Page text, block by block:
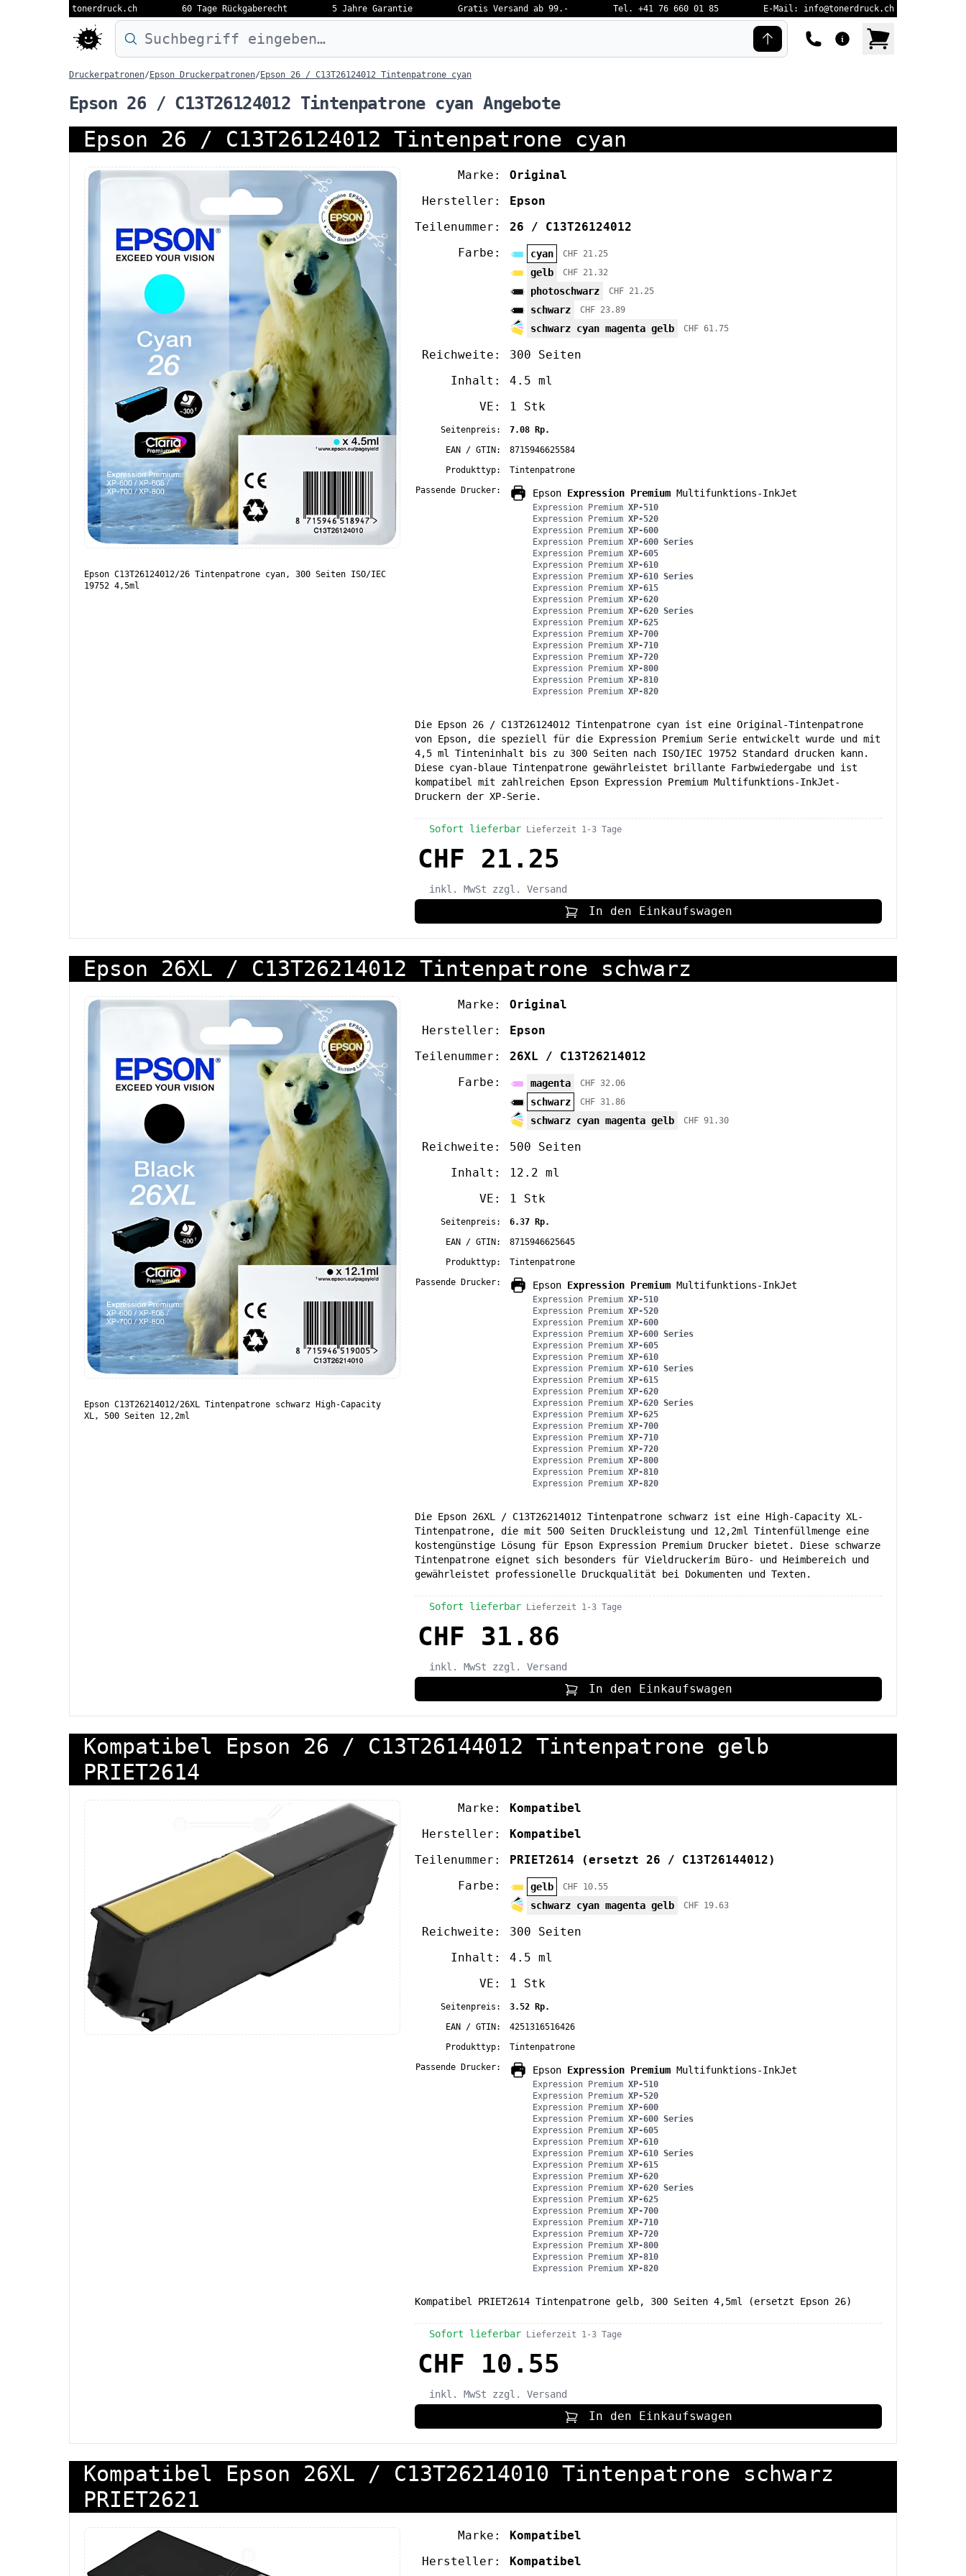
tonerdruck.ch 60 Tage Rückgaberecht 5 Jahre Garantie Gratis Versand ab 99.- Tel. +41 76 660 01 85 E-Mail: info@tonerdruck.ch
Druckermodell oder Produktnamen eingeben…
Druckerpatronen/ Epson Druckerpatronen/ Epson 26 / C13T26124012 Tintenpatrone cyan
Epson 26 / C13T26124012 Tintenpatrone cyan Angebote
Epson 26 / C13T26124012 Tintenpatrone cyan
Epson C13T26124012/26 Tintenpatrone cyan, 300 Seiten ISO/IEC
19752 4,5ml
Marke:
Original
Hersteller:
Epson
Teilenummer:
26 / C13T26124012
Farbe:
cyan CHF 21.25
gelb CHF 21.32
photoschwarz CHF 21.25
schwarz CHF 23.89
schwarz cyan magenta gelb CHF 61.75
Reichweite:
300 Seiten
Inhalt:
4.5 ml
VE:
1 Stk
Seitenpreis:
7.08 Rp.
EAN / GTIN:
8715946625584
Produkttyp:
Tintenpatrone
Passende Drucker:
Epson Expression Premium Multifunktions-InkJet
Expression Premium XP-510
Expression Premium XP-520
Expression Premium XP-600
Expression Premium XP-600 Series
Expression Premium XP-605
Expression Premium XP-610
Expression Premium XP-610 Series
Expression Premium XP-615
Expression Premium XP-620
Expression Premium XP-620 Series
Expression Premium XP-625
Expression Premium XP-700
Expression Premium XP-710
Expression Premium XP-720
Expression Premium XP-800
Expression Premium XP-810
Expression Premium XP-820
Die Epson 26 / C13T26124012 Tintenpatrone cyan ist eine Original-Tintenpatrone
von Epson, die speziell für die Expression Premium Serie entwickelt wurde und mit
4,5 ml Tinteninhalt bis zu 300 Seiten nach ISO/IEC 19752 Standard drucken kann.
Diese cyan-blaue Tintenpatrone gewährleistet brillante Farbwiedergabe und ist
kompatibel mit zahlreichen Epson Expression Premium Multifunktions-InkJet-
Druckern der XP-Serie.
Sofort lieferbar Lieferzeit 1-3 Tage
CHF 21.25
inkl. MwSt zzgl. Versand
In den Einkaufswagen
Epson 26XL / C13T26214012 Tintenpatrone schwarz
Epson C13T26214012/26XL Tintenpatrone schwarz High-Capacity
XL, 500 Seiten 12,2ml
Marke:
Original
Hersteller:
Epson
Teilenummer:
26XL / C13T26214012
Farbe:
magenta CHF 32.06
schwarz CHF 31.86
schwarz cyan magenta gelb CHF 91.30
Reichweite:
500 Seiten
Inhalt:
12.2 ml
VE:
1 Stk
Seitenpreis:
6.37 Rp.
EAN / GTIN:
8715946625645
Produkttyp:
Tintenpatrone
Passende Drucker:
Epson Expression Premium Multifunktions-InkJet
Expression Premium XP-510
Expression Premium XP-520
Expression Premium XP-600
Expression Premium XP-600 Series
Expression Premium XP-605
Expression Premium XP-610
Expression Premium XP-610 Series
Expression Premium XP-615
Expression Premium XP-620
Expression Premium XP-620 Series
Expression Premium XP-625
Expression Premium XP-700
Expression Premium XP-710
Expression Premium XP-720
Expression Premium XP-800
Expression Premium XP-810
Expression Premium XP-820
Die Epson 26XL / C13T26214012 Tintenpatrone schwarz ist eine High-Capacity XL-
Tintenpatrone, die mit 500 Seiten Druckleistung und 12,2ml Tintenfüllmenge eine
kostengünstige Lösung für Epson Expression Premium Drucker bietet. Diese schwarze
Tintenpatrone eignet sich besonders für Vieldruckerim Büro- und Heimbereich und
gewährleistet professionelle Druckqualität bei Dokumenten und Texten.
Sofort lieferbar Lieferzeit 1-3 Tage
CHF 31.86
inkl. MwSt zzgl. Versand
In den Einkaufswagen
Kompatibel Epson 26 / C13T26144012 Tintenpatrone gelb
PRIET2614
Marke:
Kompatibel
Hersteller:
Kompatibel
Teilenummer:
PRIET2614
(ersetzt 26 / C13T26144012)
Farbe:
gelb CHF 10.55
schwarz cyan magenta gelb CHF 19.63
Reichweite:
300 Seiten
Inhalt:
4.5 ml
VE:
1 Stk
Seitenpreis:
3.52 Rp.
EAN / GTIN:
4251316516426
Produkttyp:
Tintenpatrone
Passende Drucker:
Epson Expression Premium Multifunktions-InkJet
Expression Premium XP-510
Expression Premium XP-520
Expression Premium XP-600
Expression Premium XP-600 Series
Expression Premium XP-605
Expression Premium XP-610
Expression Premium XP-610 Series
Expression Premium XP-615
Expression Premium XP-620
Expression Premium XP-620 Series
Expression Premium XP-625
Expression Premium XP-700
Expression Premium XP-710
Expression Premium XP-720
Expression Premium XP-800
Expression Premium XP-810
Expression Premium XP-820
Kompatibel PRIET2614 Tintenpatrone gelb, 300 Seiten 4,5ml (ersetzt Epson 26)
Sofort lieferbar Lieferzeit 1-3 Tage
CHF 10.55
inkl. MwSt zzgl. Versand
In den Einkaufswagen
Kompatibel Epson 26XL / C13T26214010 Tintenpatrone schwarz
PRIET2621
Marke:
Kompatibel
Hersteller:
Kompatibel